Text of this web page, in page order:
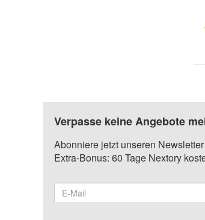
Verpasse keine Angebote
Abonniere jetzt unseren
Extra-Bonus: 60 Tage Nextory